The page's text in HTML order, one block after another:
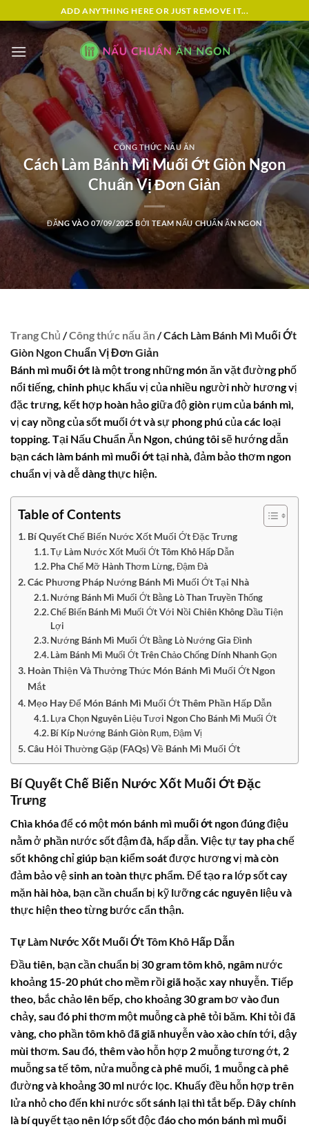
qua
dung
ADD ANYTHING HERE OR JUST REMOVE IT...
CÔNG THỨC NẤU ĂN
Cách Làm Bánh Mì Muối Ớt Giòn Ngon
Chuẩn Vị Đơn Giản
ĐĂNG VÀO07/09/2025BỞI TEAM NẤU CHUẨN ĂN NGON
Trang Chủ /Công thức nấu ăn/ Cách Làm Bánh Mì Muối Ớt
Giòn Ngon Chuẩn Vị Đơn Giản
Bánh mì muối ớt là một trong những món ăn vặt đường phố
nổi tiếng, chinh phục khẩu vị của nhiều người nhờ hương vị
đặc trưng, kết hợp hoàn hảo giữa độ giòn rụm của bánh mì,
vị cay nồng của sốt muối ớt và sự phong phú của các loại
topping. Tại Nấu Chuẩn Ăn Ngon, chúng tôi sẽ hướng dẫn
bạncách làm bánh mì muối ớttại nhà, đảm bảo thơm ngon
chuẩn vị và dễ dàng thực hiện.
Table of Contents
Bí Quyết Chế Biến Nước Xốt Muối Ớt Đặc Trưng
Tự Làm Nước Xốt Muối Ớt Tôm Khô Hấp Dẫn
Pha Chế Mỡ Hành Thơm Lừng, Đậm Đà
Các Phương Pháp Nướng Bánh Mì Muối Ớt Tại Nhà
Nướng Bánh Mì Muối Ớt Bằng Lò Than Truyền Thống
Chế Biến Bánh Mì Muối Ớt Với Nồi Chiên Không Dầu Tiện
Lợi
Nướng Bánh Mì Muối Ớt Bằng Lò Nướng Gia Đình
Làm Bánh Mì Muối Ớt Trên Chảo Chống Dính Nhanh Gọn
Hoàn Thiện Và Thưởng Thức Món Bánh Mì Muối Ớt Ngon
Mắt
Mẹo Hay Để Món Bánh Mì Muối Ớt Thêm Phần Hấp Dẫn
Lựa Chọn Nguyên Liệu Tươi Ngon Cho Bánh Mì Muối Ớt
Bí Kíp Nướng Bánh Giòn Rụm, Đậm Vị
Câu Hỏi Thường Gặp (FAQs) Về Bánh Mì Muối Ớt
Bí Quyết Chế Biến Nước Xốt Muối Ớt Đặc
Trưng
Chìa khóa để có một món bánh mì muối ớt ngon đúng điệu
nằm ở phần nước sốt đậm đà, hấp dẫn. Việc tự tay pha chế
sốt không chỉ giúp bạn kiểm soát được hương vị mà còn
đảm bảo vệ sinh an toàn thực phẩm. Để tạo ra lớp sốt cay
mặn hài hòa, bạn cần chuẩn bị kỹ lưỡng các nguyên liệu và
thực hiện theo từng bước cẩn thận.
Tự Làm Nước Xốt Muối Ớt Tôm Khô Hấp Dẫn
Đầu tiên, bạn cần chuẩn bị 30 gram tôm khô, ngâm nước
khoảng 15-20 phút cho mềm rồi giã hoặc xay nhuyễn. Tiếp
theo, bắc chảo lên bếp, cho khoảng 30 gram bơ vào đun
chảy, sau đó phi thơm một muỗng cà phê tỏi băm. Khi tỏi đã
vàng, cho phần tôm khô đã giã nhuyễn vào xào chín tới, dậy
mùi thơm. Sau đó, thêm vào hỗn hợp 2 muỗng tương ớt, 2
muỗng sa tế tôm, nửa muỗng cà phê muối, 1 muỗng cà phê
đường và khoảng 30 ml nước lọc. Khuấy đều hỗn hợp trên
lửa nhỏ cho đến khi nước sốt sánh lại thì tắt bếp. Đây chính
là bí quyết tạo nên lớp sốt độc đáo cho món bánh mì muối